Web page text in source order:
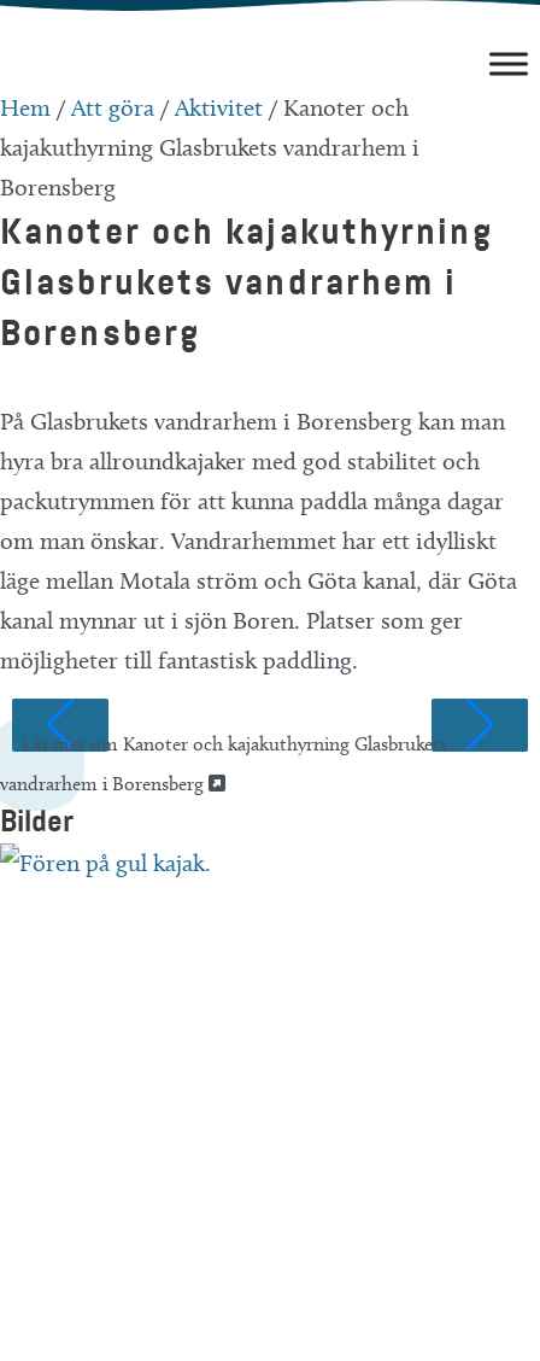
Hoppa
innehåll
Hem /Att göra /Aktivitet / Kanoter och
kajakuthyrning Glasbrukets vandrarhem i
Borensberg
Kanoter och kajakuthyrning
Glasbrukets vandrarhem i
Borensberg
På Glasbrukets vandrarhem i Borensberg kan man
hyra bra allroundkajaker med god stabilitet och
packutrymmen för att kunna paddla många dagar
om man önskar. Vandrarhemmet har ett idylliskt
läge mellan Motala ström och Göta kanal, där Göta
kanal mynnar ut i sjön Boren. Platser som ger
möjligheter till fantastisk paddling.
Läs mer om Kanoter och kajakuthyrning Glasbrukets
vandrarhem i Borensberg
Bilder